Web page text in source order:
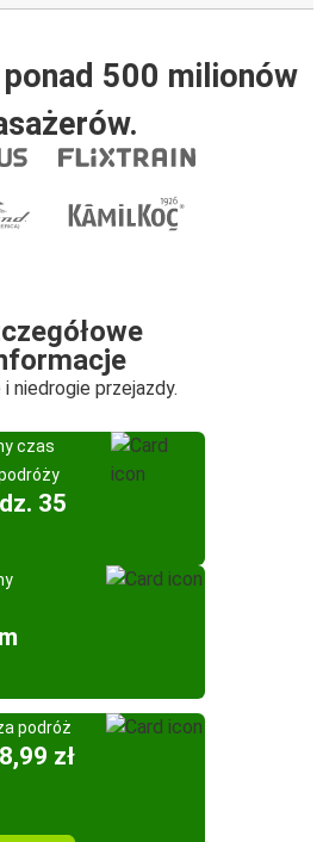
ponad 500 milionów
niedrogie przejazdy.
czas
35
podróż
zł